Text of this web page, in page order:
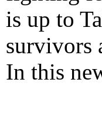
is up to
survivors
In this